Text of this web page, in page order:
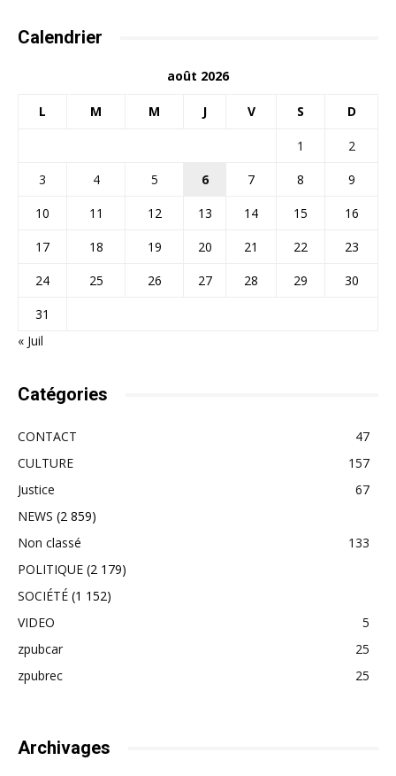
Calendrier
août 2026
L M M J V S D
1
2
3
4 5 6 7 8
9
10
11 12 13 14 15
16
17
18 19 20 21 22
23
24
25 26 27 28 29
30
31
« Juil
Catégories
CONTACT
47
CULTURE
157
Justice
67
NEWS (2 859)
Non classé
133
POLITIQUE (2 179)
SOCIÉTÉ (1 152)
VIDEO
5
zpubcar
25
zpubrec
25
Archivages